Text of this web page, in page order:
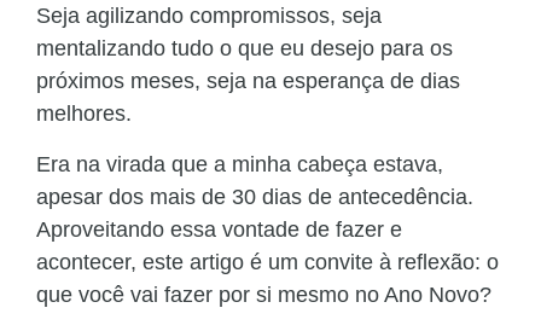
Seja agilizando compromissos, seja
mentalizando tudo o que eu desejo para os
próximos meses, seja na esperança de dias
melhores.
Era na virada que a minha cabeça estava,
apesar dos mais de 30 dias de antecedência.
Aproveitando essa vontade de fazer e
acontecer, este artigo é um convite à reflexão: o
que você vai fazer por si mesmo no Ano Novo?